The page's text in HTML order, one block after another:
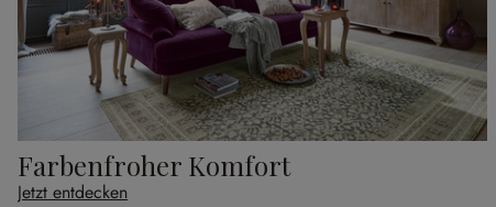
Farbenfroher Komfort
Jetzt entdecken